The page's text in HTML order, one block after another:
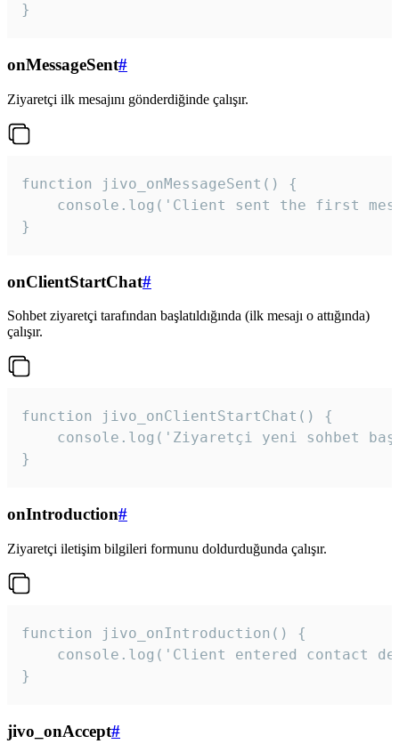
}
onMessageSent#
Ziyaretçi ilk mesajını gönderdiğinde çalışır.
function jivo_onMessageSent() {
console.log('Client sent the first
}
onClientStartChat#
Sohbet ziyaretçi tarafından başlatıldığında (ilk mesajı o attığında)
çalışır.
function jivo_onClientStartChat() {
console.log('Ziyaretçi yeni sohbet
}
onIntroduction#
Ziyaretçi iletişim bilgileri formunu doldurduğunda çalışır.
function jivo_onIntroduction() {
console.log('Client entered contact
}
jivo_onAccept#